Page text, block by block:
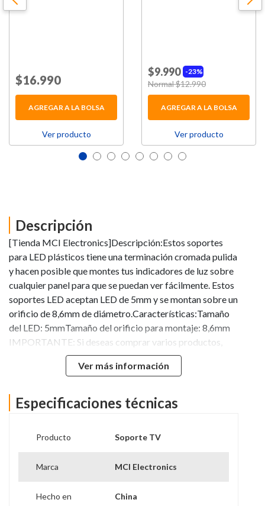
Price reduced from
$16.990
AGREGAR A LA BOLSA
Ver producto
23%
$9.990
Price reduced from
Normal $12.990
AGREGAR A LA BOLSA
Ver producto
Descripción
[Tienda MCI Electronics]Descripción:Estos soportes
para LED plásticos tiene una terminación cromada pulida
y hacen posible que montes tus indicadores de luz sobre
cualquier panel para que se puedan ver fácilmente. Estos
soportes LED aceptan LED de 5mm y se montan sobre un
orificio de 8,6mm de diámetro.Características:Tamaño
del LED: 5mmTamaño del orificio para montaje: 8,6mm
IMPORTANTE: Si deseas comprar varios productos,
puedes elegir la opción de carrito de compras para que el
despacho se realice en un solo envío
Ver más información
Especificaciones técnicas
Producto Soporte TV
Marca MCI Electronics
Hecho en China